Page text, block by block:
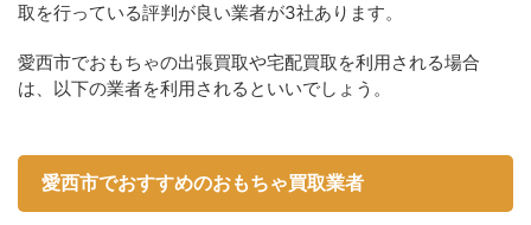
取を行っている評判が良い業者が3社あります。
愛西市でおもちゃの出張買取や宅配買取を利用される場合
は、以下の業者を利用されるといいでしょう。
愛西市でおすすめのおもちゃ買取業者